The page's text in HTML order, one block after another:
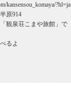
kansensou_komaya/?hl=ja
原914
観泉荘こまや旅館」で
るよ